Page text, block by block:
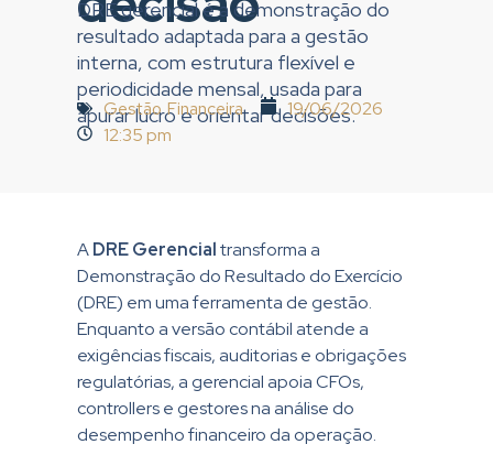
DRE gerencial é a demonstração do
resultado adaptada para a gestão
interna, com estrutura flexível e
periodicidade mensal, usada para
apurar lucro e orientar decisões.
Gestão Financeira
19/06/2026
12:35 pm
ADRE Gerencialtransforma a
Demonstração do Resultado do Exercício
(DRE) em uma ferramenta de gestão.
Enquanto a versão contábil atende a
exigências fiscais, auditorias e obrigações
regulatórias, a gerencial apoia CFOs,
controllers e gestores na análise do
desempenho financeiro da operação.